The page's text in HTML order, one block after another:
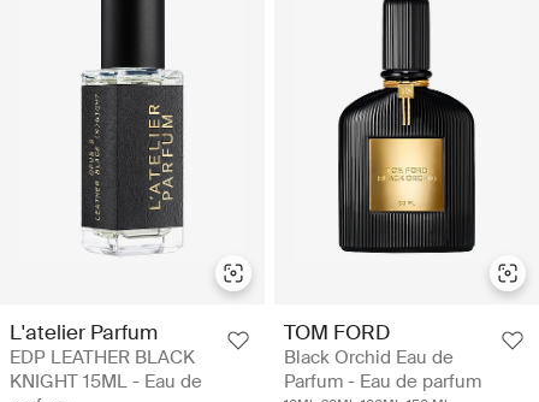
L'atelier Parfum
EDP LEATHER BLACK
KNIGHT 15ML - Eau de
TOM FORD
Black Orchid Eau de
Parfum - Eau de parfum